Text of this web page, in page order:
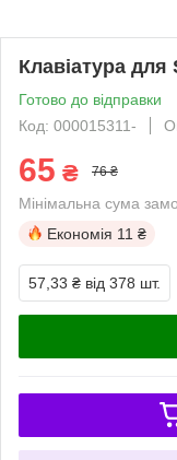
Клавіатура
Готово до відправки
Код: 000015311-
65 ₴ 76 ₴
Мінімальна сума
Економія 11 ₴
57,33 ₴ від 378 шт.